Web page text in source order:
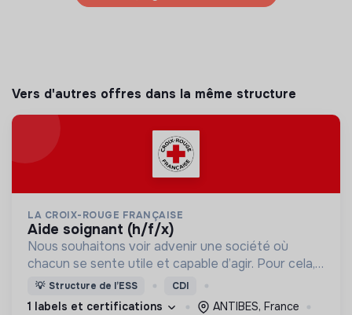
Vers d'autres offres dans la même structure
LA CROIX-ROUGE FRANÇAISE
aide soignant (h/f/x)
Nous souhaitons voir advenir une société où
chacun se sente utile et capable d’agir. Pour cela,
nous proposons des moyens et des lieux
d’engagement innovants et adaptés à tous.
💡 Structure de l’ESS CDI
1 labels et certifications
ANTIBES, France